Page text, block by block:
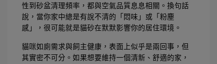
性到砂盆清理頻率，都與空氣品質息息相關。換句話
說，當你家中總是有說不清的「悶味」或「粉塵
感」，很可能就是貓砂在默默影響你的居住環境。
貓咪如廁需求與飼主健康，表面上似乎是兩回事，但
其實密不可分。如果想要維持一個清新、舒適的家，